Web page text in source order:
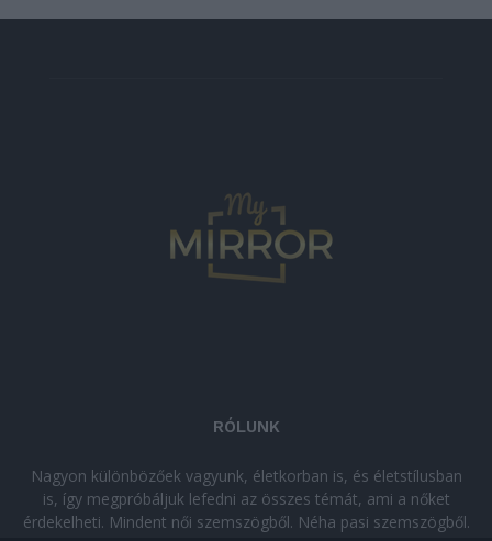
RÓLUNK
Nagyon különbözőek vagyunk, életkorban is, és életstílusban
is, így megpróbáljuk lefedni az összes témát, ami a nőket
érdekelheti. Mindent női szemszögből. Néha pasi szemszögből.